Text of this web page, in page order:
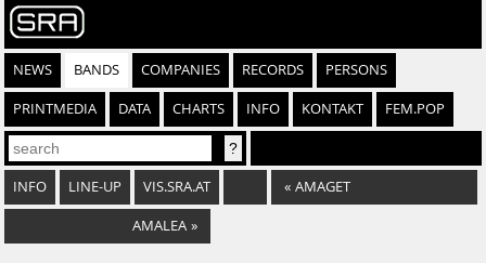
NEWS BANDS COMPANIES RECORDS PERSONS
PRINTMEDIA DATA CHARTS INFO KONTAKT FEM.POP
INFO LINE-UP VIS.SRA.AT « AMAGET
AMALEA »